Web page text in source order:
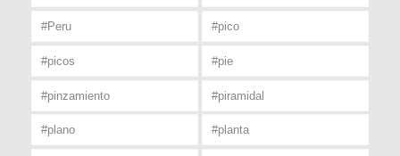
#Peru #pico
#picos #pie
#pinzamiento #piramidal
#plano #planta